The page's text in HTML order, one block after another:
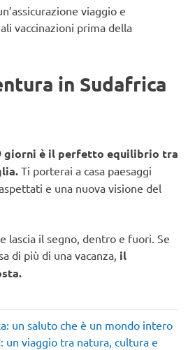
viaggio e
vaccinazioni prima della
in Sudafrica
giorni è il perfetto equilibrio tra
Ti porterai a casa paesaggi
e una nuova visione del
lascia il segno, dentro e fuori. Se
di più di una vacanza, il
un saluto che è un mondo intero
un viaggio tra natura, cultura e